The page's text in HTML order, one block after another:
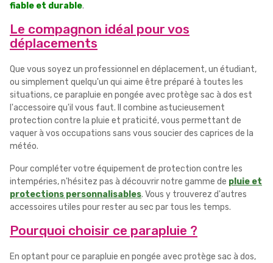
fiable et durable.
Le compagnon idéal pour vos
déplacements
Que vous soyez un professionnel en déplacement, un étudiant,
ou simplement quelqu'un qui aime être préparé à toutes les
situations, ce parapluie en pongée avec protège sac à dos est
l'accessoire qu'il vous faut. Il combine astucieusement
protection contre la pluie et praticité, vous permettant de
vaquer à vos occupations sans vous soucier des caprices de la
météo.
Pour compléter votre équipement de protection contre les
intempéries, n'hésitez pas à découvrir notre gamme de pluie et
protections personnalisables. Vous y trouverez d'autres
accessoires utiles pour rester au sec par tous les temps.
Pourquoi choisir ce parapluie ?
En optant pour ce parapluie en pongée avec protège sac à dos,